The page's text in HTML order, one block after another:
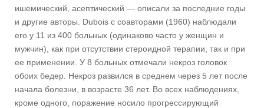
ишемический, асептический — описали за последние годы
и другие авторы. Dubois с соавторами (1960) наблюдали
его у 11 из 400 больных (одинаково часто у женщин и
мужчин), как при отсутствии стероидной терапии, так и при
ее применении. У 8 больных отмечали некроз головок
обоих бедер. Некроз развился в среднем через 5 лет после
начала болезни, в возрасте 36 лет. Во всех наблюдениях,
кроме одного, поражение носило прогрессирующий